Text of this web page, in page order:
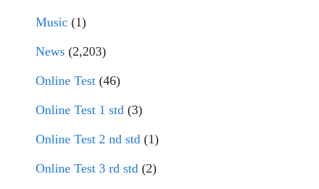
Music (1)
News (2,203)
Online Test (46)
Online Test 1 std (3)
Online Test 2 nd std (1)
Online Test 3 rd std (2)